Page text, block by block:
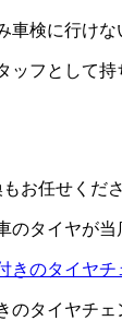
車検に行けな
ッフとして持
お任せくだ
のタイヤが当
のタイヤチェ